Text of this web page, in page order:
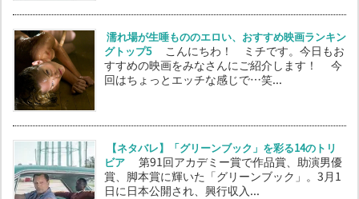
濡れ場が生唾もののエロい、おすすめ映画ランキン
グトップ5
こんにちわ！ ミチです。今日もお
すすめの映画をみなさんにご紹介します！ 今
回はちょっとエッチな感じで…笑...
【ネタバレ】「グリーンブック」を彩る14のトリ
ビア
第91回アカデミー賞で作品賞、助演男優
賞、脚本賞に輝いた「グリーンブック」。3月1
日に日本公開され、興行収入...